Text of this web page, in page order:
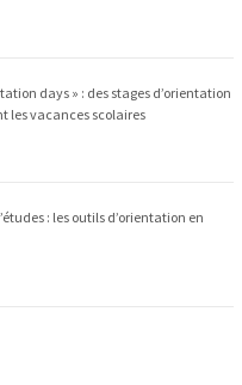
days » : des stages d’orientation
les vacances scolaires
: les outils d’orientation en